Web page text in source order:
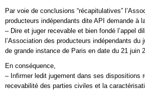
Par voie de conclusions “récapitulatives”
producteurs indépendants dite API demande à
– Dire et juger recevable et bien fondé l’appel
l’Association des producteurs indépendants du
de grande instance de Paris en date du 21 juin
En conséquence,
– Infirmer ledit jugement dans ses dispositions
recevabilité des parties civiles et la